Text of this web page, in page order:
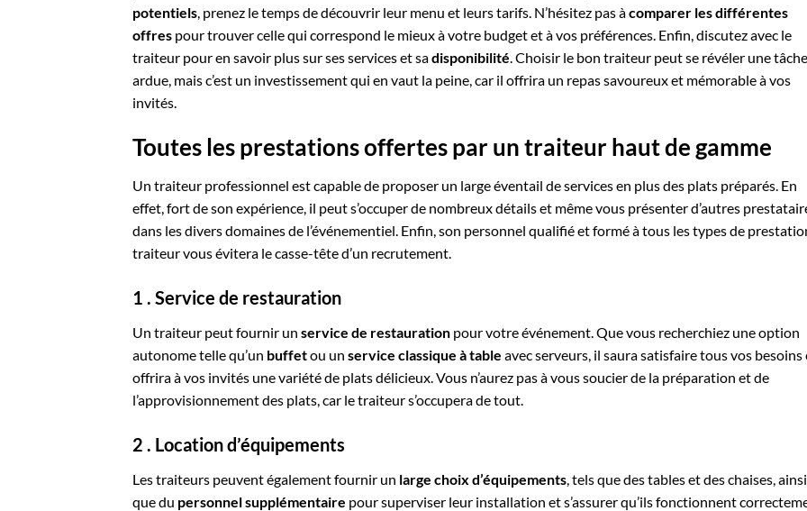
potentiels, prenez le temps de découvrir leur menu et leurs tarifs. N’hésitez pas àcomparer les différentes
offres pour trouver celle qui correspond le mieux à votre budget et à vos préférences. Enfin, discutez avec le
traiteur pour en savoir plus sur ses services et sadisponibilité. Choisir le bon traiteur peut se révéler une tâche
ardue, mais c’est un investissement qui en vaut la peine, car il offrira un repas savoureux et mémorable à vos
invités.
Toutes les prestations offertes par un traiteur haut de gamme
Un traiteur professionnel est capable de proposer un large éventail de services en plus des plats préparés. En
effet, fort de son expérience, il peut s’occuper de nombreux détails et même vous présenter d’autres
dans les divers domaines de l’événementiel. Enfin, son personnel qualifié et formé à tous les types de
traiteur vous évitera le casse-tête d’un recrutement.
1 . Service de restauration
Un traiteur peut fournir un service de restauration pour votre événement. Que vous recherchiez une option
autonome telle qu’un buffetou un service classique à table avec serveurs, il saura satisfaire tous vos besoins
offrira à vos invités une variété de plats délicieux. Vous n’aurez pas à vous soucier de la préparation et de
l’approvisionnement des plats, car le traiteur s’occupera de tout.
2 . Location d’équipements
Les traiteurs peuvent également fournir un large choix d’équipements , tels que des tables et des chaises, ainsi
que du personnel supplémentaire pour superviser leur installation et s’assurer qu’ils fonctionnent